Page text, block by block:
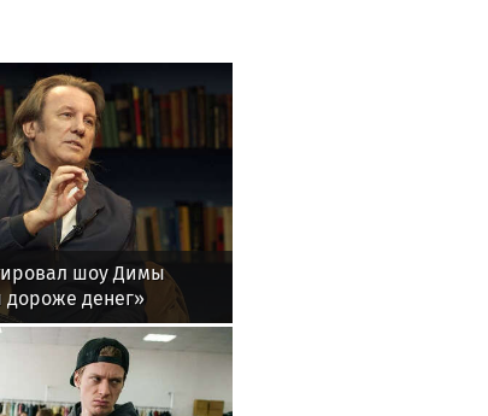
шоу Димы
дороже денег»